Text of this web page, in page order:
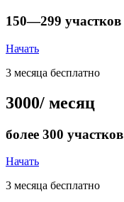
150—299 участков
Начать
3 месяца бесплатно
3000/ месяц
более 300 участков
Начать
3 месяца бесплатно